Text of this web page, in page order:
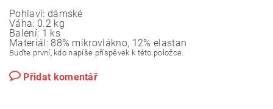
Pohlaví: dámské
Váha: 0.2 kg
Balení: 1 ks
Materiál: 88% mikrovlákno, 12% elastan
Buďte první, kdo napíše příspěvek k této položce.
Přidat komentář